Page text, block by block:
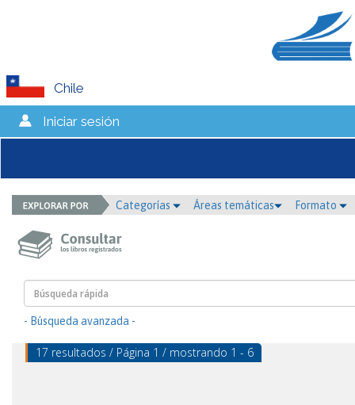
Chile
Iniciar sesión
Categorías Áreas temáticas Formato
- Búsqueda avanzada -
17 resultados / Página 1 / mostrando 1 - 6